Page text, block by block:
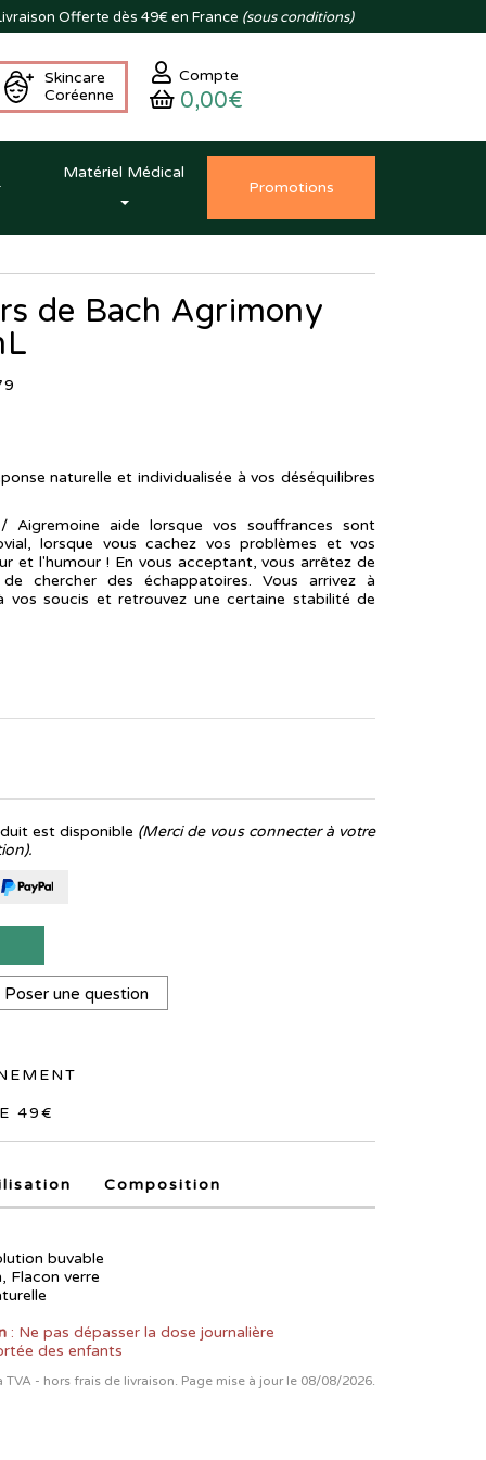
Offerte dès 49€ en France (sous conditions)
Skincare
Coréenne
Compte
0,00€
Matériel Médical
Promotions
de Bach Agrimony
naturelle et individualisée à vos déséquilibres
aide lorsque vos souffrances sont
lorsque vous cachez vos problèmes et vos
et l'humour ! En vous acceptant, vous arrêtez de
chercher des échappatoires. Vous arrivez à
soucis et retrouvez une certaine stabilité de
est disponible (Merci de vous connecter à votre
Poser une question
49€
Composition
buvable
Flacon verre
: Ne pas dépasser la dose journalière
des enfants
TVA - hors frais de livraison. Page mise à jour le 08/08/2026.